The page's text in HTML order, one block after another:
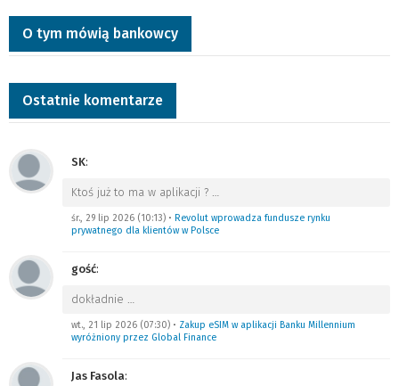
O tym mówią bankowcy
Ostatnie komentarze
SK:
Ktoś już to ma w aplikacji ? …
śr., 29 lip 2026 (10:13) • Revolut wprowadza fundusze rynku
prywatnego dla klientów w Polsce
gość:
dokładnie …
wt., 21 lip 2026 (07:30) • Zakup eSIM w aplikacji Banku Millennium
wyróżniony przez Global Finance
Jas Fasola: